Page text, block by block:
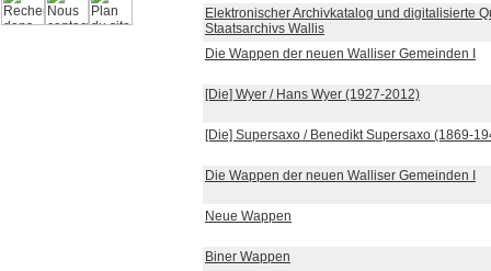
Elektronischer Archivkatalog und digitalisierte
Staatsarchivs Wallis
Die Wappen der neuen Walliser Gemeinden I
[Die] Wyer / Hans Wyer (1927-2012)
[Die] Supersaxo / Benedikt Supersaxo (1869-
Die Wappen der neuen Walliser Gemeinden I
Neue Wappen
Biner Wappen